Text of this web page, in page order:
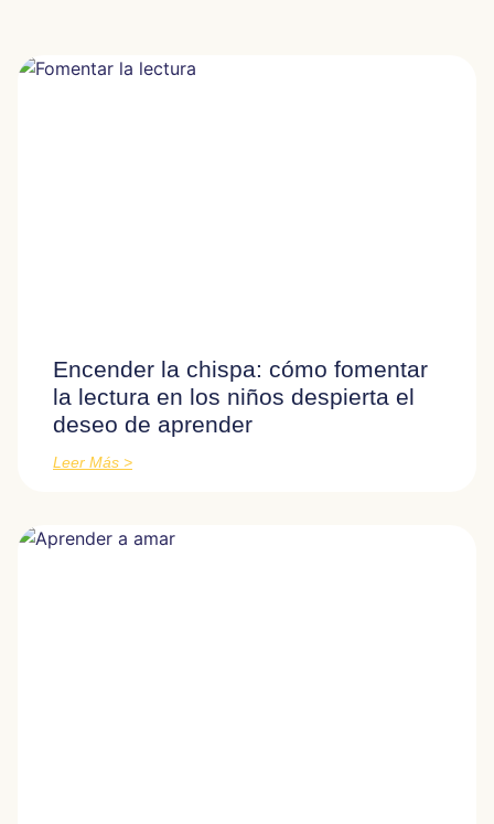
Encender la chispa: cómo fomentar
la lectura en los niños despierta el
deseo de aprender
Leer Más >